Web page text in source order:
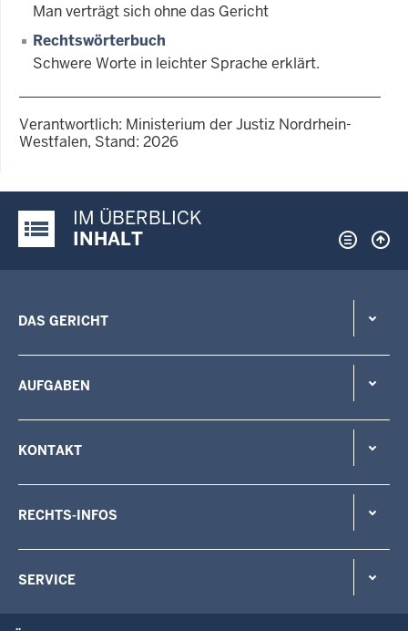
Man verträgt sich ohne das Gericht
Rechtswörterbuch
Schwere Worte in leichter Sprache erklärt.
Verantwortlich: Ministerium der Justiz Nordrhein-
Westfalen, Stand: 2026
Justiz-Portal im Überblick:
IM ÜBERBLICK
INHALT
DAS GERICHT
AUFGABEN
KONTAKT
RECHTS-INFOS
SERVICE